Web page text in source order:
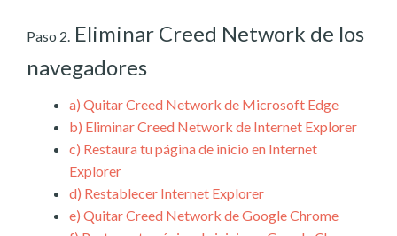
Paso 2. Eliminar Creed Network de los
navegadores
a) Quitar Creed Network de Microsoft Edge
b) Eliminar Creed Network de Internet Explorer
c) Restaura tu página de inicio en Internet
Explorer
d) Restablecer Internet Explorer
e) Quitar Creed Network de Google Chrome